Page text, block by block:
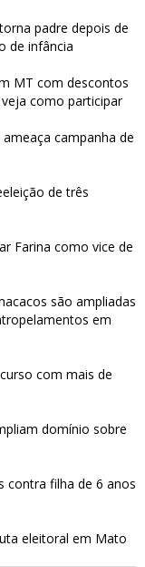
padre depois de
de infância
MT com descontos
veja como participar
campanha de
de três
Farina como vice de
são ampliadas
em
com mais de
domínio sobre
contra filha de 6 anos
eleitoral em Mato